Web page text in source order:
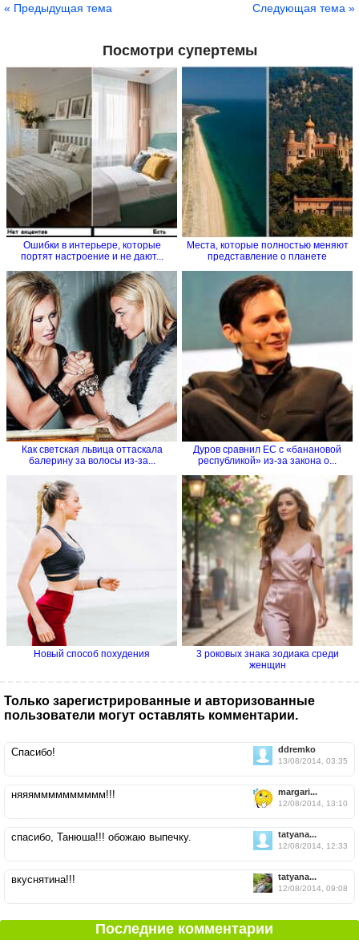
« Предыдущая тема Следующая тема »
Посмотри супертемы
Ошибки в интерьере, которые
портят настроение и не дают...
Места, которые полностью меняют
представление о планете
Как светская львица оттаскала
балерину за волосы из-за...
Дуров сравнил ЕС с «банановой
республикой» из-за закона о...
Новый способ похудения
3 роковых знака зодиака среди
женщин
Только зарегистрированные и авторизованные
пользователи могут оставлять комментарии.
ddremko
13/08/2014, 03:35
Спасибо!
margari...
12/08/2014, 13:10
няяямммммммммм!!!
tatyana...
12/08/2014, 12:33
спасибо, Танюша!!! обожаю выпечку.
tatyana...
12/08/2014, 09:08
вкуснятина!!!
Последние комментарии